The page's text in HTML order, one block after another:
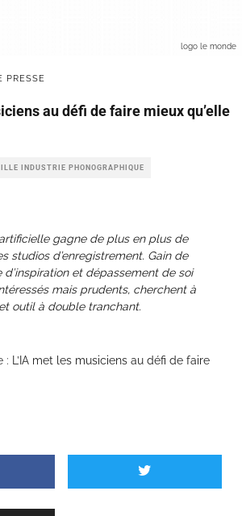
logo le monde
PRESSE
au défi de faire mieux qu’elle
INDUSTRIE PHONOGRAPHIQUE
gagne de plus en plus de
studios d’enregistrement. Gain de
d’inspiration et dépassement de soi
mais prudents, cherchent à
outil à double tranchant.
:
L’IA met les musiciens au défi de faire